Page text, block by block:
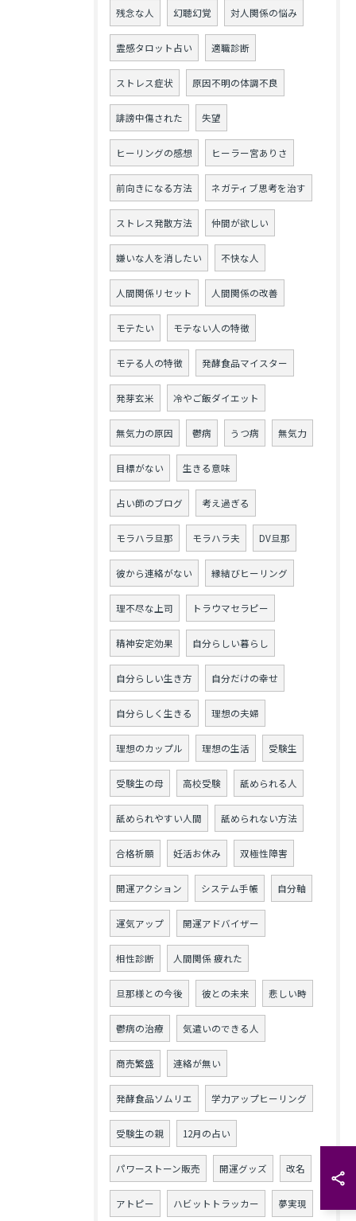
残念な人 幻聴幻覚 対人関係の悩み
霊感タロット占い 適職診断
ストレス症状 原因不明の体調不良
誹謗中傷された 失望
ヒーリングの感想 ヒーラー宮ありさ
前向きになる方法 ネガティブ思考を治す
ストレス発散方法 仲間が欲しい
嫌いな人を消したい 不快な人
人間関係リセット 人間関係の改善
モテたい モテない人の特徴
モテる人の特徴 発酵食品マイスター
発芽玄米 冷やご飯ダイエット
無気力の原因 鬱病 うつ病 無気力
目標がない 生きる意味
占い師のブログ 考え過ぎる
モラハラ旦那 モラハラ夫 DV旦那
彼から連絡がない 縁結びヒーリング
理不尽な上司 トラウマセラピー
精神安定効果 自分らしい暮らし
自分らしい生き方 自分だけの幸せ
自分らしく生きる 理想の夫婦
理想のカップル 理想の生活 受験生
受験生の母 高校受験 舐められる人
舐められやすい人間 舐められない方法
合格祈願 妊活お休み 双極性障害
開運アクション システム手帳 自分軸
運気アップ 開運アドバイザー
相性診断 人間関係 疲れた
旦那様との今後 彼との未来 悲しい時
鬱病の治療 気遣いのできる人
商売繁盛 連絡が無い
発酵食品ソムリエ 学力アップヒーリング
受験生の親 12月の占い
パワーストーン販売 開運グッズ 改名
アトピー ハビットトラッカー 夢実現